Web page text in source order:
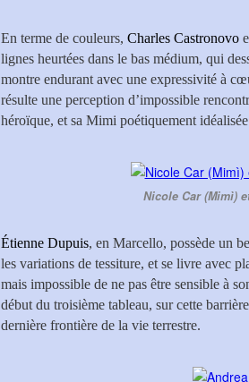
En terme de couleurs, Charles Castronovo
lignes heurtées dans le bas médium, qui
montre endurant avec une expressivité à
résulte une perception d’impossible
héroïque, et sa Mimi poétiquement
Nicole Car (Mimì)
Étienne Dupuis, en Marcello, possède un
les variations de tessiture, et se livre avec
mais impossible de ne pas être sensible à
début du troisième tableau, sur cette
dernière frontière de la vie terrestre.